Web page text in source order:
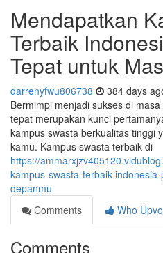
Mendapatkan
Terbaik
Tepat untuk
darrenyfwu806738 384 days
Bermimpi menjadi sukses di
tepat merupakan kunci
kampus swasta berkualitas tinggi
kamu. Kampus swasta terbaik di
https://
kampus-swasta-terbaik-
depanmu
Comments
Who
Comments